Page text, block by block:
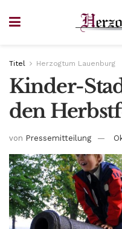
Titel Herzogtum Lauenburg
Kinder-
den
von Pressemitteilung